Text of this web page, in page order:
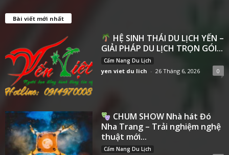
Bài viết mới nhất
HỆ SINH THÁI DU LỊCH YẾN –
GIẢI PHÁP DU LỊCH TRỌN GÓI...
Cẩm Nang Du Lịch
yen viet du lich - 26 Tháng 6, 2026 0
CHUM SHOW Nhà hát Đó
Nha Trang – Trải nghiệm nghệ
thuật mới...
Cẩm Nang Du Lịch